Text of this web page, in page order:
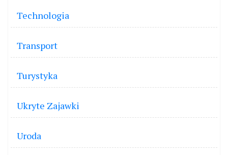
Technologia
Transport
Turystyka
Ukryte Zajawki
Uroda